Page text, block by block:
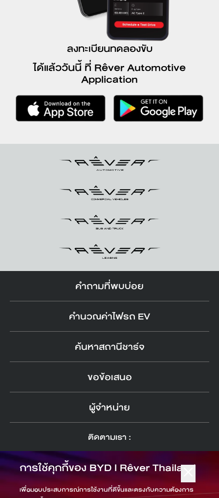
การใช้คุกกี้ของBYD l Rêver Thailand
เพื่อมอบประสบการณ์การใช้งานที่ดีขึ้นและตรงกับความต้องการ
ลงทะเบียนทดลองขับ
ได้แล้ววันนี้ ที่ Rêver Automotive
Application
คำถามที่พบบ่อย
คำนวณค่าไฟรถ EV
ค้นหาสถานีชาร์จ
ขอข้อเสนอ
ผู้จำหน่าย
ติดตามเรา :
นโยบายทางการตลาด
นโยบายคุกกี้